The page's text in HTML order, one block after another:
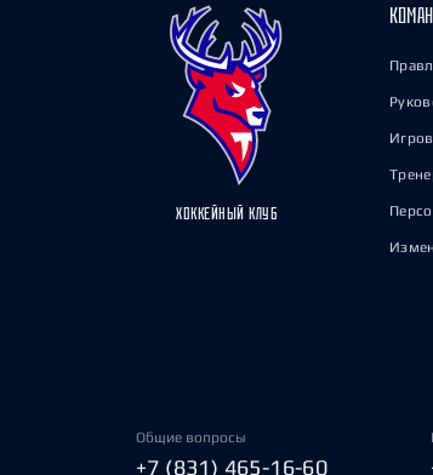
ХОККЕЙНЫЙ КЛУБ
Общие вопросы
+7 (831) 465-16-60